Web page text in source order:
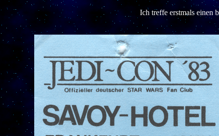
Ich treffe erstmals einen